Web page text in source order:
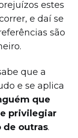
estes
e daí se
são
que a
e se aplica
que
privilegiar
de outras.